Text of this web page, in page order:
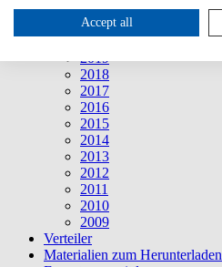
2022
2021
2020
2019
2018
2017
2016
2015
2014
2013
2012
2011
2010
2009
Verteiler
Materialien zum Herunterladen
Accept all